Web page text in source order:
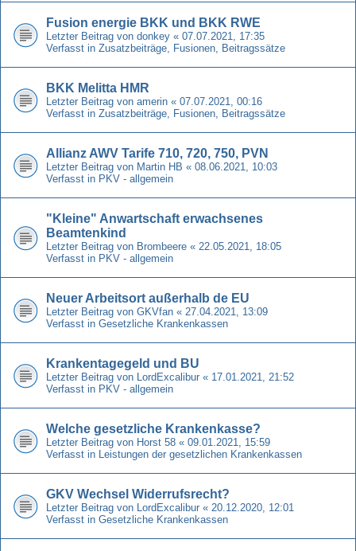
Fusion energie BKK und BKK RWE
Letzter Beitrag von donkey « 07.07.2021, 17:35
Verfasst in Zusatzbeiträge, Fusionen, Beitragssätze
BKK Melitta HMR
Letzter Beitrag von amerin « 07.07.2021, 00:16
Verfasst in Zusatzbeiträge, Fusionen, Beitragssätze
Allianz AWV Tarife 710, 720, 750, PVN
Letzter Beitrag von Martin HB « 08.06.2021, 10:03
Verfasst in PKV - allgemein
"Kleine" Anwartschaft erwachsenes
Beamtenkind
Letzter Beitrag von Brombeere « 22.05.2021, 18:05
Verfasst in PKV - allgemein
Neuer Arbeitsort außerhalb de EU
Letzter Beitrag von GKVfan « 27.04.2021, 13:09
Verfasst in Gesetzliche Krankenkassen
Krankentagegeld und BU
Letzter Beitrag von LordExcalibur « 17.01.2021, 21:52
Verfasst in PKV - allgemein
Welche gesetzliche Krankenkasse?
Letzter Beitrag von Horst 58 « 09.01.2021, 15:59
Verfasst in Leistungen der gesetzlichen Krankenkassen
GKV Wechsel Widerrufsrecht?
Letzter Beitrag von LordExcalibur « 20.12.2020, 12:01
Verfasst in Gesetzliche Krankenkassen